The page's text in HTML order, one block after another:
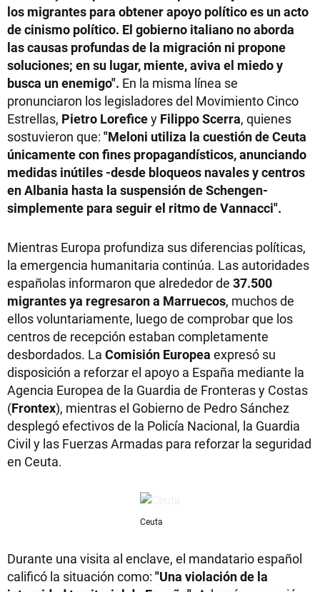
los migrantes para obtener apoyo político es un acto
de cinismo político. El gobierno italiano no aborda
las causas profundas de la migración ni propone
soluciones; en su lugar, miente, aviva el miedo y
busca un enemigo". En la misma línea se
pronunciaron los legisladores del Movimiento Cinco
Estrellas, Pietro Loreficey Filippo Scerra, quienes
sostuvieron que: "Meloni utiliza la cuestión de Ceuta
únicamente con fines propagandísticos, anunciando
medidas inútiles -desde bloqueos navales y centros
en Albania hasta la suspensión de Schengen-
simplemente para seguir el ritmo de Vannacci".
Mientras Europa profundiza sus diferencias políticas,
la emergencia humanitaria continúa. Las autoridades
españolas informaron que alrededor de 37.500
migrantes ya regresaron a Marruecos, muchos de
ellos voluntariamente, luego de comprobar que los
centros de recepción estaban completamente
desbordados. La Comisión Europea expresó su
disposición a reforzar el apoyo a España mediante la
Agencia Europea de la Guardia de Fronteras y Costas
(Frontex), mientras el Gobierno de Pedro Sánchez
desplegó efectivos de la Policía Nacional, la Guardia
Civil y las Fuerzas Armadas para reforzar la seguridad
en Ceuta.
Ceuta
Durante una visita al enclave, el mandatario español
calificó la situación como: "Una violación de la